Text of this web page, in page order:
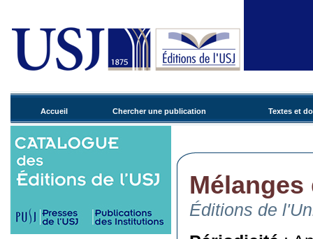
Accueil Chercher une publication Textes et
Éditions de